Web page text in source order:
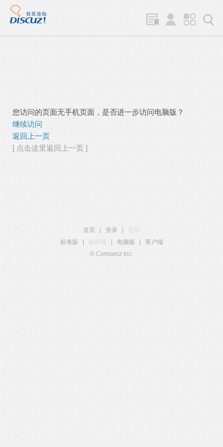
您访问的页面无手机页面，是否进一步访问电脑版？
继续访问
返回上一页
[ 点击这里返回上一页 ]
首页 登录
注册
标准版
触屏版 电脑版
客户端
© Comsenz Inc.